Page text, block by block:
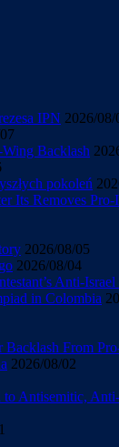
IPN 2026/08/
Backlash
pokoleń
Its Removes
2026/08/05
2026/08/04
Anti-Israel
in Colombia
Backlash From
2026/08/02
Antisemitic,